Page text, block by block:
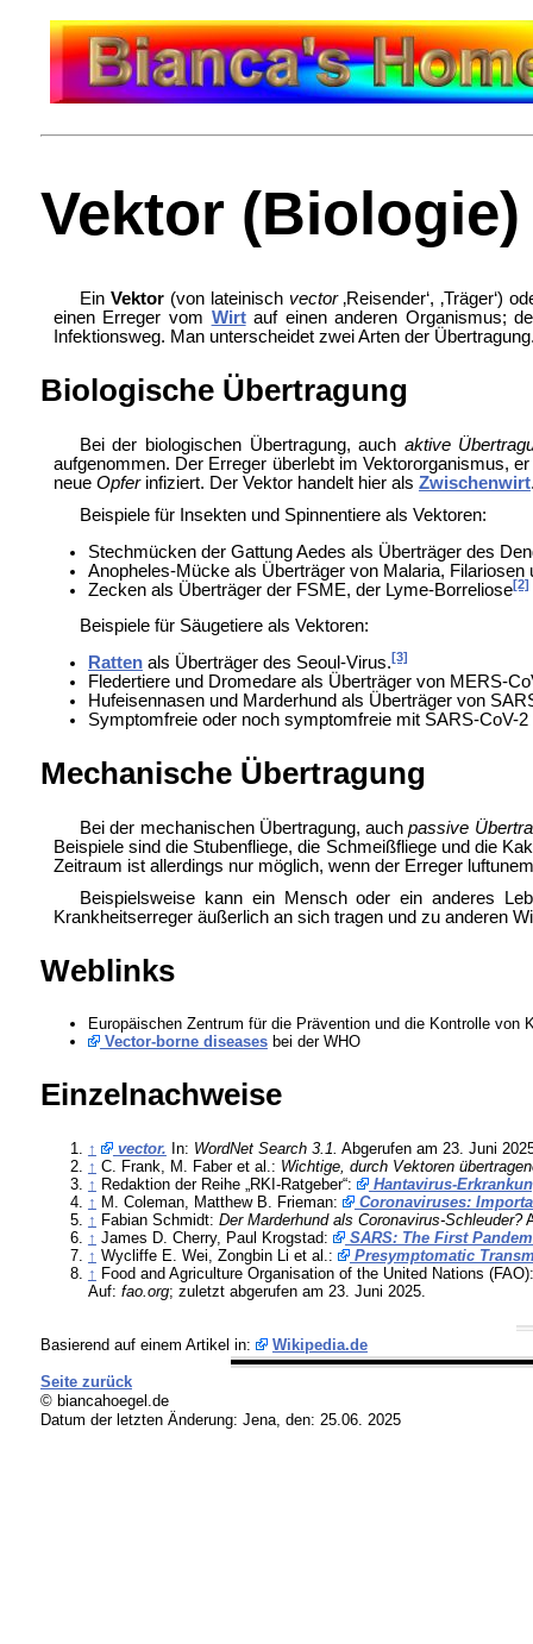
Vektor (Biologie)
Ein Vektor(von lateinisch vector‚Reisender‘, ‚Träger‘)
einen Erreger vom Wirtauf einen anderen Organismus;
Infektionsweg. Man unterscheidet zwei Arten der
Biologische Übertragung
Bei der biologischen Übertragung, auch aktive
aufgenommen. Der Erreger überlebt im Vektororganismus,
neue Opferinfiziert. Der Vektor handelt hier als Zwischenwirt
Beispiele für Insekten und Spinnentiere als Vektoren:
Stechmücken der GattungAedes als Überträger des
Anopheles-Mücke als Überträger von Malaria, Filariosen
Zecken als Überträger der FSME, der Lyme-Borreliose[2]
Beispiele für Säugetiere als Vektoren:
Rattenals Überträger des Seoul-Virus. [3]
Fledertiere und Dromedare als Überträger von MERS-
Hufeisennasen und Marderhund als Überträger von
Symptomfreie oder noch symptomfreie mit SARS-CoV-
Mechanische Übertragung
Bei der mechanischen Übertragung, auchpassive
Beispiele sind die Stubenfliege, die Schmeißfliege und die
Zeitraum ist allerdings nur möglich, wenn der Erreger
Beispielsweise kann ein Mensch oder ein anderes
Krankheitserreger äußerlich an sich tragen und zu anderen
Weblinks
Europäischen Zentrum für die Prävention und die Kontrolle von
Vector-borne diseasesbei der WHO
Einzelnachweise
↑ vector. In: WordNet Search 3.1. Abgerufen am 23. Juni
↑ C. Frank, M. Faber et al.: Wichtige, durch Vektoren
↑ Redaktion der Reihe „RKI-Ratgeber“:
Hantavirus-
↑ M. Coleman, Matthew B. Frieman:
Coronaviruses:
↑ Fabian Schmidt: Der Marderhund als Coronavirus-Schleuder?
↑ James D. Cherry, Paul Krogstad:
SARS: The First
↑ Wycliffe E. Wei, Zongbin Li et al.:
Presymptomatic
↑ Food and Agriculture Organisation of the United Nations
Auf: fao.org; zuletzt abgerufen am 23. Juni 2025.
Basierend auf einem Artikel in: Wikipedia.de
Seite zurück
© biancahoegel.de
Datum der letzten Änderung: Jena, den: 25.06. 2025